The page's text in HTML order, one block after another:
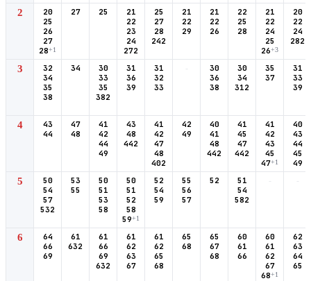
2
20
25
26
27
28+1
27 25
21
22
23
24
272
25
27
28
242
21
22
29
21
22
26
22
25
28
21
22
24
25
26+3
20
22
24
282
3
32
34
35
38
34
30
33
35
382
31
36
39
31
32
33
-
30
36
38
30
34
312
35
37
31
33
39
4
43
44
47
48
41
42
44
49
43
48
442
41
42
47
48
402
42
49
40
41
48
442
41
45
47
442
41
42
43
45
47+1
40
43
44
45
49
5
50
54
57
532
53
55
50
51
53
58
50
51
52
58
59+1
52
54
59
55
56
57
52
51
54
582
- -
6
64
66
69
61
632
61
66
69
632
61
62
63
67
61
62
65
68
65
68
65
67
68
60
61
66
60
61
62
67
68+1
62
63
64
65